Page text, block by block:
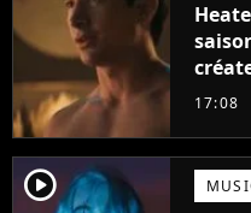
gueule
17:08
player2